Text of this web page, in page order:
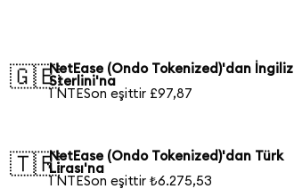
🇬🇧NetEase (Ondo Tokenized)'dan İngiliz
Sterlini'na
1 NTESon eşittir £97,87
🇹🇷NetEase (Ondo Tokenized)'dan Türk
Lirası'na
1 NTESon eşittir ₺6.275,53